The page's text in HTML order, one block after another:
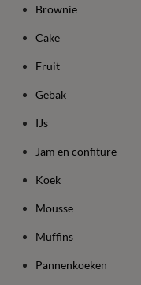
Brownie
Cake
Fruit
Gebak
IJs
Jam en confiture
Koek
Mousse
Muffins
Pannenkoeken